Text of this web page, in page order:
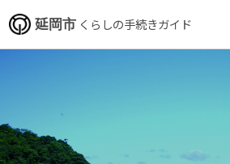
延岡市 くらしの手続きガイド